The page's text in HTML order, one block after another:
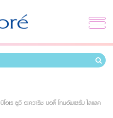
บิโอเร ยูวี อะควาริช บอดี้ โทนอัพเซรั่ม ไลแลค